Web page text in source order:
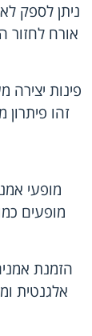
ניתן לספק
אורח לחזור
פינות
זהו
מופעי
מופעים
הזמנת
אלגנטית